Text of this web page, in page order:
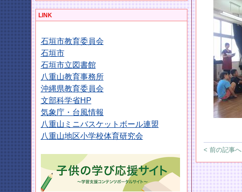
LINK
石垣市教育委員会
石垣市
石垣市立図書館
八重山教育事務所
沖縄県教育委員会
文部科学省HP
気象庁・台風情報
八重山ミニバスケットボール連盟
八重山地区小学校体育研究会
< 前の記事へ